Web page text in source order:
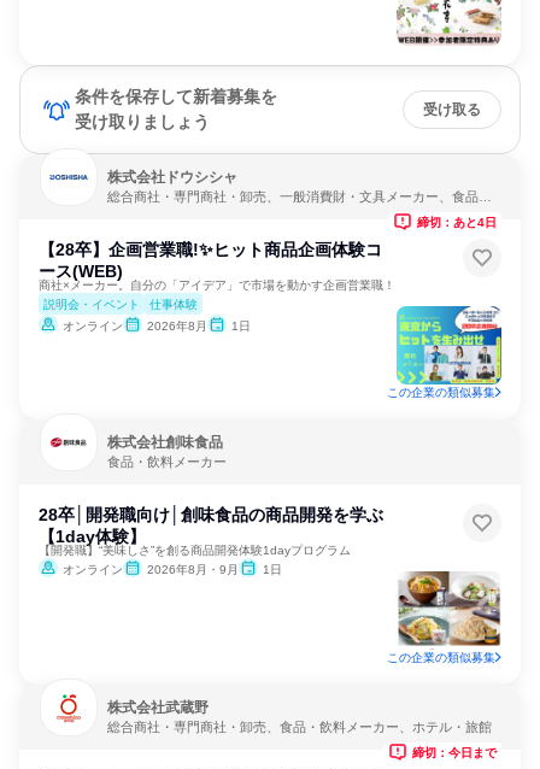
条件を保存して新着募集を
受け取りましょう
受け取る
株式会社ドウシシャ
総合商社・専門商社・卸売、一般消費財・文具メーカー、食品・
【28卒】企画営業職!✨ヒット商品企画体験コ
ース(WEB)
商社×メーカー。自分の「アイデア」で市場を動かす企画営業職！
説明会・イベント
仕事体験
オンライン
2026年8月 1日
締切：あと4日
この企業の類似募集
株式会社創味食品
食品・飲料メーカー
28卒│開発職向け│創味食品の商品開発を学ぶ
【1day体験】
【開発職】“美味しさ”を創る商品開発体験1dayプログラム
オンライン
2026年8月・9月 1日
この企業の類似募集
株式会社武蔵野
総合商社・専門商社・卸売、食品・飲料メーカー、ホテル・旅館
締切：今日まで